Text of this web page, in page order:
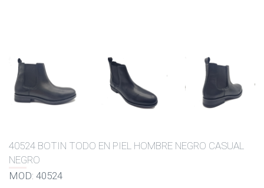
40524 BOTIN TODO EN PIEL HOMBRE NEGRO CASUAL
NEGRO
MOD: 40524